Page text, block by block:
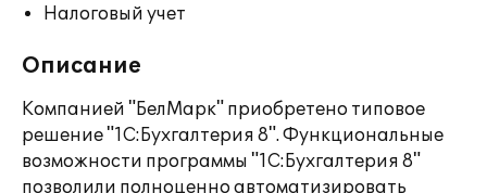
Налоговый учет
Описание
Компанией "БелМарк" приобретено типовое
решение "1С:Бухгалтерия 8". Функциональные
возможности программы "1С:Бухгалтерия 8"
позволили полноценно автоматизировать